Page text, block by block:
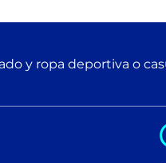
y ropa deportiva o